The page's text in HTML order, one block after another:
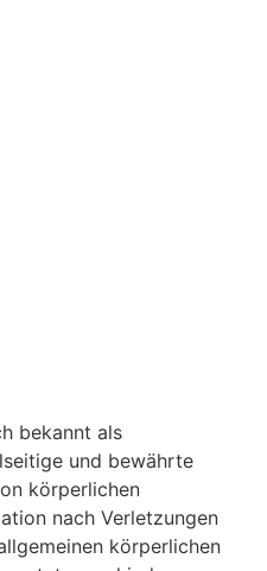
bekannt als
und bewährte
körperlichen
nach Verletzungen
körperlichen